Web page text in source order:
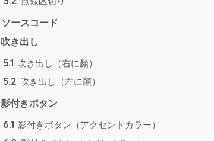
ソースコード
吹き出し
5.1 吹き出し（右に顏）
5.2 吹き出し（左に顏）
影付きボタン
6.1 影付きボタン（アクセントカラー）